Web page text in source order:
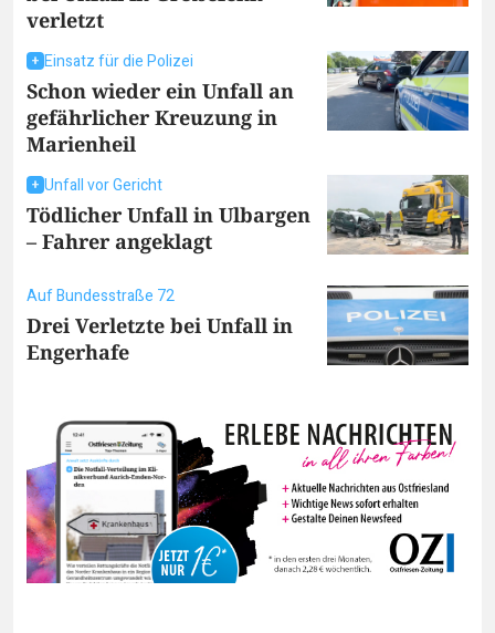
verletzt
Einsatz für die Polizei
Schon wieder ein Unfall an
gefährlicher Kreuzung in
Marienheil
Unfall vor Gericht
Tödlicher Unfall in Ulbargen
– Fahrer angeklagt
Auf Bundesstraße 72
Drei Verletzte bei Unfall in
Engerhafe